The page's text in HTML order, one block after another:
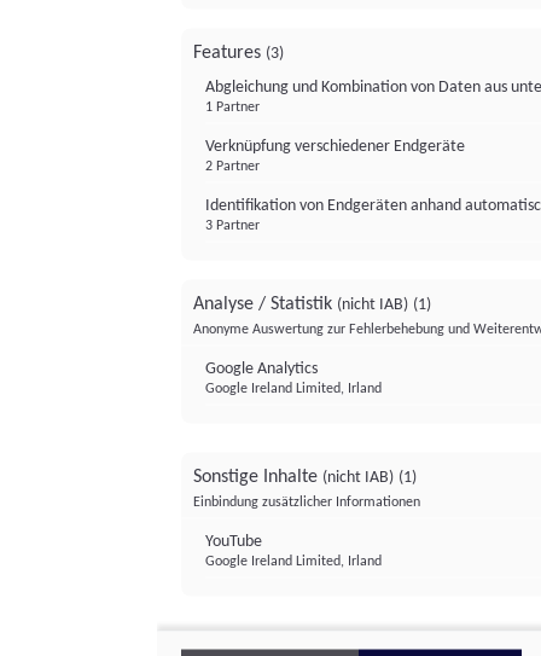
Features (3)
Abgleichung und Kombination von Daten aus
1 Partner
Verknüpfung verschiedener Endgeräte
2 Partner
Identifikation von Endgeräten anhand
3 Partner
Analyse / Statistik (nicht IAB) (1)
Anonyme Auswertung zur Fehlerbehebung und
Google Analytics
Google Ireland Limited, Irland
Sonstige Inhalte (nicht IAB) (1)
Einbindung zusätzlicher Informationen
YouTube
Google Ireland Limited, Irland